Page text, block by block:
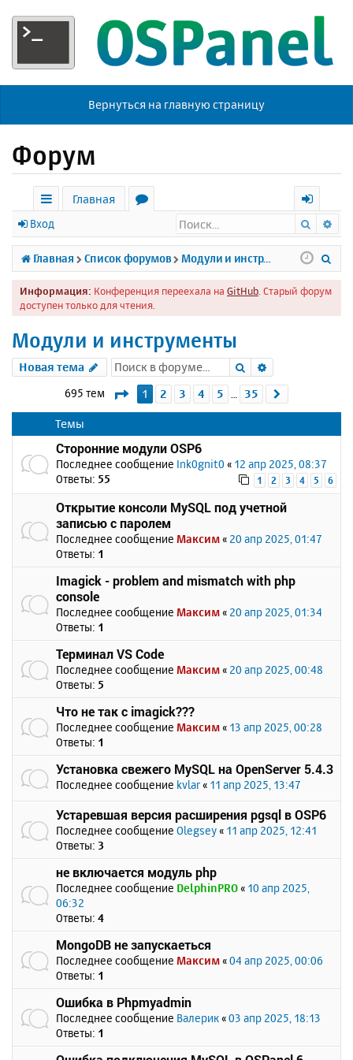
Вернуться на главную страницу
Форум
с
ы
л
к
Главная
р
у
м
х
о
д
Вход Поиск
Главная Список форумов Модули и инструменты
Информация: Конференция переехала на GitHub . Старый форум
доступен только для чтения.
Модули и инструменты
Новая тема Поиск
695 тем Страница1 из 35
1 2 3 4 5 35
Темы
Сторонние модули OSP6
Последнее сообщение Ink0gnit0 « 12 апр 2025, 08:37
Ответы: 55 1 2 3 4 5 6
Открытие консоли MySQL под учетной
записью с паролем
Последнее сообщение Максим « 20 апр 2025, 01:47
Ответы: 1
Imagick - problem and mismatch with php
console
Последнее сообщение Максим « 20 апр 2025, 01:34
Ответы: 1
Терминал VS Code
Последнее сообщение Максим « 20 апр 2025, 00:48
Ответы: 5
Что не так с imagick???
Последнее сообщение Максим « 13 апр 2025, 00:28
Ответы: 1
Установка свежего MySQL на OpenServer 5.4.3
Последнее сообщение kvlar « 11 апр 2025, 13:47
Устаревшая версия расширения pgsql в OSP6
Последнее сообщение Olegsey « 11 апр 2025, 12:41
Ответы: 3
не включается модуль php
Последнее сообщение DelphinPRO « 10 апр 2025,
06:32
Ответы: 4
MongoDB не запускаеться
Последнее сообщение Максим «04 апр 2025, 00:06
Ответы: 1
Ошибка в Phpmyadmin
Последнее сообщение Валерик «03 апр 2025, 18:13
Ответы: 1